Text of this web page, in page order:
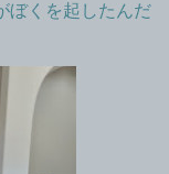
くを起したんだ